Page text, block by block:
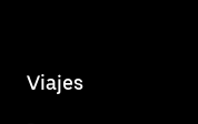
Viajes